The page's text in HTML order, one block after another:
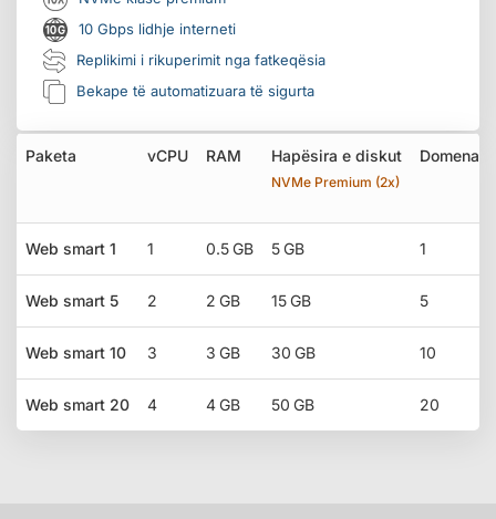
10 Gbps lidhje interneti
Replikimi i rikuperimit nga fatkeqësia
Bekape të automatizuara të sigurta
Paketa vCPU RAM Hapësira e diskut
NVMe Premium (2x)
Domenat
Web smart 1 1 0.5 GB 5 GB 1
Web smart 5 2 2 GB 15 GB 5
Web smart 10 3 3 GB 30 GB 10
Web smart 20 4 4 GB 50 GB 20